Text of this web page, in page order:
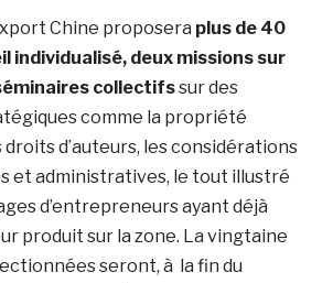
Chine proposera plus de 40
individualisé, deux missions sur
collectifssur des
comme la propriété
d’auteurs, les considérations
et administratives, le tout illustré
d’entrepreneurs ayant déjà
produit sur la zone. La vingtaine
seront, à la fin du